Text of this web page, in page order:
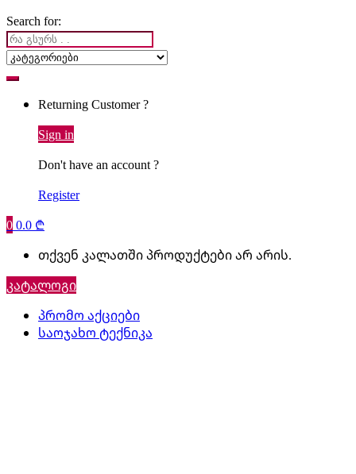
Search for:
Returning Customer ?
Sign in
Don't have an account ?
Register
00.0 ₾
თქვენ კალათში პროდუქტები არ არის.
კატალოგი
პრომო აქციები
საოჯახო ტექნიკა